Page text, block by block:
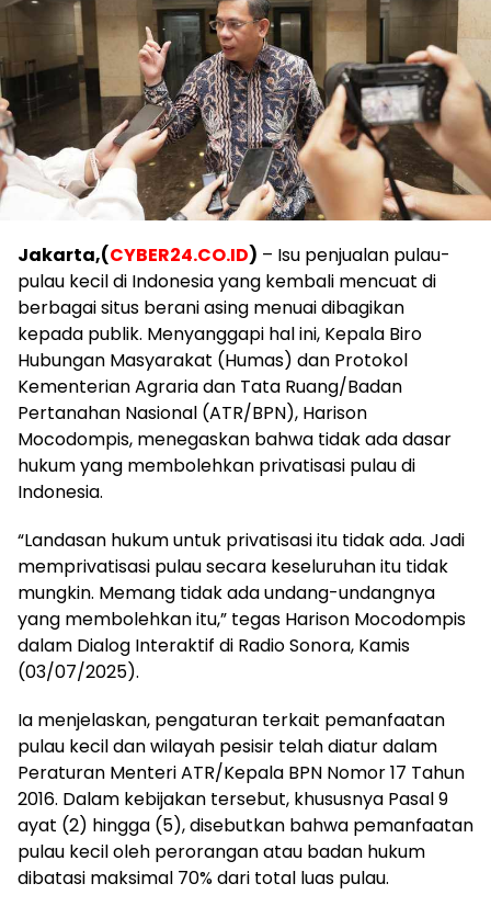
Jakarta,(CYBER24.CO.ID) – Isu penjualan pulau-
pulau kecil di Indonesia yang kembali mencuat di
berbagai situs berani asing menuai dibagikan
kepada publik. Menyanggapi hal ini, Kepala Biro
Hubungan Masyarakat (Humas) dan Protokol
Kementerian Agraria dan Tata Ruang/Badan
Pertanahan Nasional (ATR/BPN), Harison
Mocodompis, menegaskan bahwa tidak ada dasar
hukum yang membolehkan privatisasi pulau di
Indonesia.
“Landasan hukum untuk privatisasi itu tidak ada. Jadi
memprivatisasi pulau secara keseluruhan itu tidak
mungkin. Memang tidak ada undang-undangnya
yang membolehkan itu,” tegas Harison Mocodompis
dalam Dialog Interaktif di Radio Sonora, Kamis
(03/07/2025).
Ia menjelaskan, pengaturan terkait pemanfaatan
pulau kecil dan wilayah pesisir telah diatur dalam
Peraturan Menteri ATR/Kepala BPN Nomor 17 Tahun
2016. Dalam kebijakan tersebut, khususnya Pasal 9
ayat (2) hingga (5), disebutkan bahwa pemanfaatan
pulau kecil oleh perorangan atau badan hukum
dibatasi maksimal 70% dari total luas pulau.